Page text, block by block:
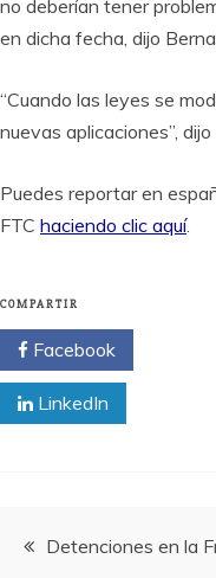
no deberían tener
en dicha fecha, dijo
“Cuando las leyes se
nuevas aplicaciones”, dijo
Puedes reportar en
FTC haciendo clic aquí.
COMPARTIR
Facebook
LinkedIn
Navegación
Detenciones en la